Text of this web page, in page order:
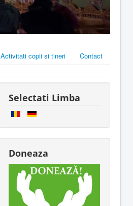
Activitati copii si tineri Contact
Selectati Limba
Doneaza